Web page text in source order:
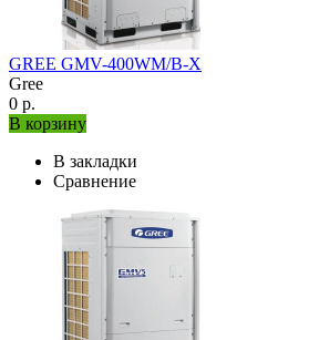
GREE GMV-400WM/B-X
Gree
0 р.
В корзину
В закладки
Сравнение